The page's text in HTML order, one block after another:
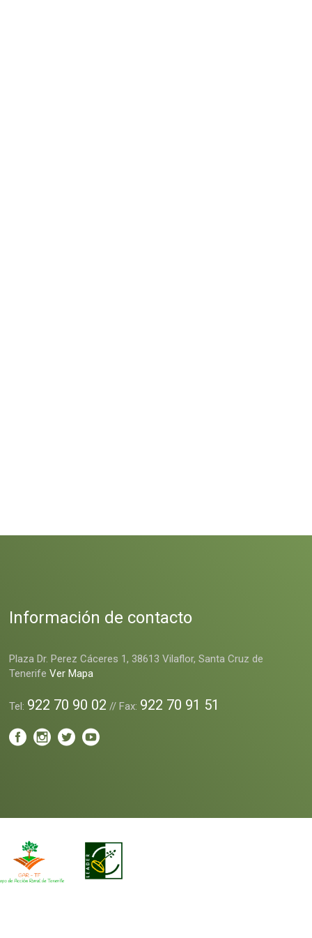
Información de contacto
Plaza Dr. Perez Cáceres 1, 38613 Vilaflor, Santa Cruz de
TenerifeVer Mapa
Tel: 922 70 90 02 // Fax: 922 70 91 51